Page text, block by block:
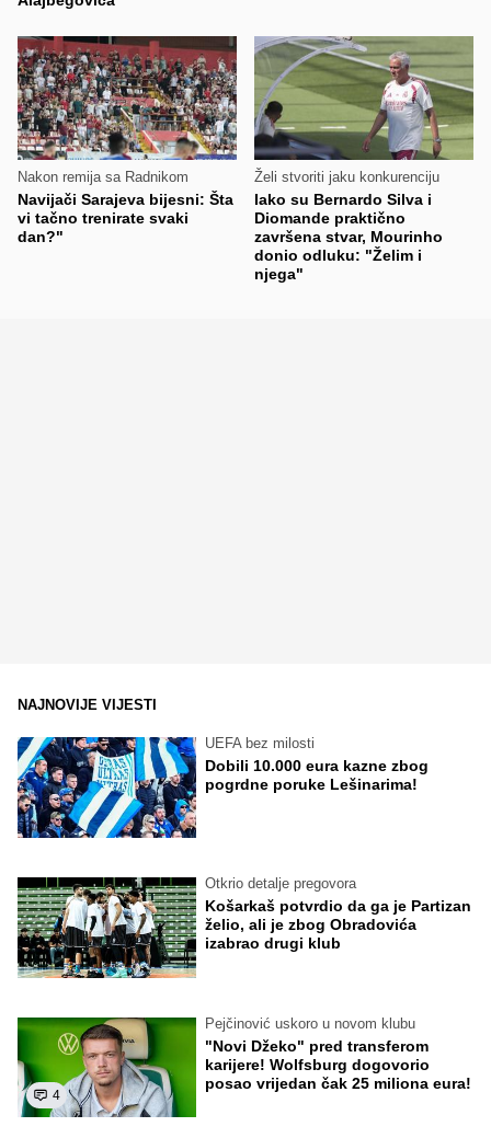
Nakon remija sa Radnikom
Navijači Sarajeva bijesni: Šta
vi tačno trenirate svaki
dan?"
Želi stvoriti jaku konkurenciju
Iako su Bernardo Silva i
Diomande praktično
završena stvar, Mourinho
donio odluku: "Želim i
njega"
NAJNOVIJE VIJESTI
UEFA bez milosti
Dobili 10.000 eura kazne zbog
pogrdne poruke Lešinarima!
Otkrio detalje pregovora
Košarkaš potvrdio da ga je Partizan
želio, ali je zbog Obradovića
izabrao drugi klub
4
Pejčinović uskoro u novom klubu
"Novi Džeko" pred transferom
karijere! Wolfsburg dogovorio
posao vrijedan čak 25 miliona eura!